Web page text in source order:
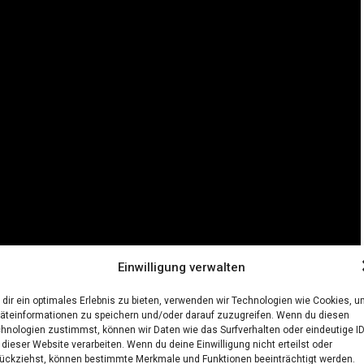
Einwilligung verwalten
dir ein optimales Erlebnis zu bieten, verwenden wir Technologien wie Cookies,
zu speichern und/oder darauf zuzugreifen. Wenn du diesen
zustimmst, können wir Daten wie das Surfverhalten oder eindeutige
dieser Website verarbeiten. Wenn du deine Einwilligung nicht erteilst oder
können bestimmte Merkmale und Funktionen beeinträchtigt werden.
— Dein Onlineshop